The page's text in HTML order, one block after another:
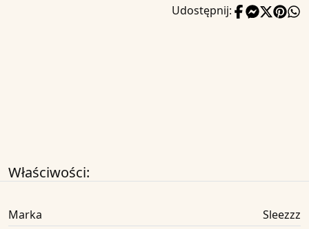
Udostępnij:
Właściwości:
Marka
Sleezzz